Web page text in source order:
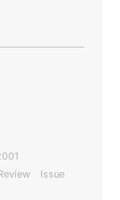
Issue